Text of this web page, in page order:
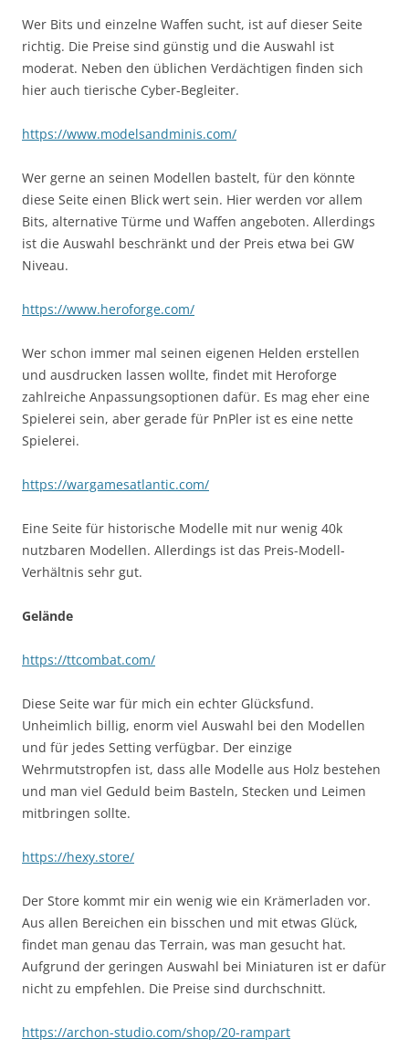
Wer Bits und einzelne Waffen sucht, ist auf dieser Seite
richtig. Die Preise sind günstig und die Auswahl ist
moderat. Neben den üblichen Verdächtigen finden sich
hier auch tierische Cyber-Begleiter.
https://www.modelsandminis.com/
Wer gerne an seinen Modellen bastelt, für den könnte
diese Seite einen Blick wert sein. Hier werden vor allem
Bits, alternative Türme und Waffen angeboten. Allerdings
ist die Auswahl beschränkt und der Preis etwa bei GW
Niveau.
https://www.heroforge.com/
Wer schon immer mal seinen eigenen Helden erstellen
und ausdrucken lassen wollte, findet mit Heroforge
zahlreiche Anpassungsoptionen dafür. Es mag eher eine
Spielerei sein, aber gerade für PnPler ist es eine nette
Spielerei.
https://wargamesatlantic.com/
Eine Seite für historische Modelle mit nur wenig 40k
nutzbaren Modellen. Allerdings ist das Preis-Modell-
Verhältnis sehr gut.
Gelände
https://ttcombat.com/
Diese Seite war für mich ein echter Glücksfund.
Unheimlich billig, enorm viel Auswahl bei den Modellen
und für jedes Setting verfügbar. Der einzige
Wehrmutstropfen ist, dass alle Modelle aus Holz bestehen
und man viel Geduld beim Basteln, Stecken und Leimen
mitbringen sollte.
https://hexy.store/
Der Store kommt mir ein wenig wie ein Krämerladen vor.
Aus allen Bereichen ein bisschen und mit etwas Glück,
findet man genau das Terrain, was man gesucht hat.
Aufgrund der geringen Auswahl bei Miniaturen ist er dafür
nicht zu empfehlen. Die Preise sind durchschnitt.
https://archon-studio.com/shop/20-rampart